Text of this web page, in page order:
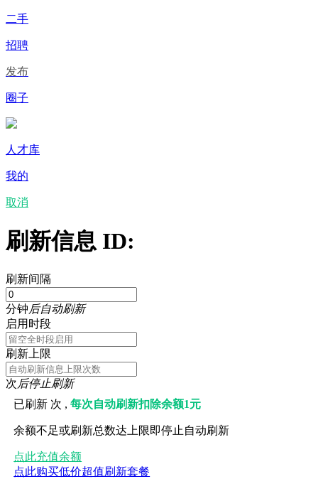
二手
招聘
发布
圈子
人才库
我的
取消
刷新信息 ID:
刷新间隔
分钟后自动刷新
启用时段
刷新上限
次后停止刷新
已刷新 次 ,每次自动刷新扣除余额1元
余额不足或刷新总数达上限即停止自动刷新
点此充值余额
点此购买低价超值刷新套餐